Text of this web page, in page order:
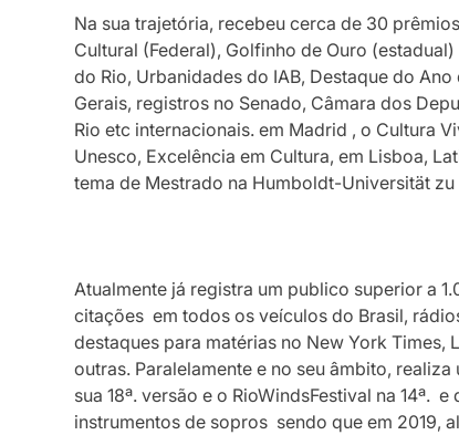
Na sua trajetória, recebeu cerca de 30
Cultural (Federal), Golfinho de Ouro
do Rio, Urbanidades do IAB, Destaque do
Gerais, registros no Senado, Câmara dos
Rio etc internacionais. em Madrid , o Cultura
Unesco, Excelência em Cultura, em Lisboa,
tema de Mestrado na Humboldt-Universität
Atualmente já registra um publico superior a
citações em todos os veículos do Brasil,
destaques para matérias no New York Times,
outras. Paralelamente e no seu âmbito,
sua 18ª. versão e o RioWindsFestival na 14ª.
instrumentos de sopros sendo que em 2019,